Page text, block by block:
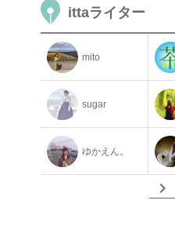
ittaライター
mito
sugar
ゆかえん。
chevron_right